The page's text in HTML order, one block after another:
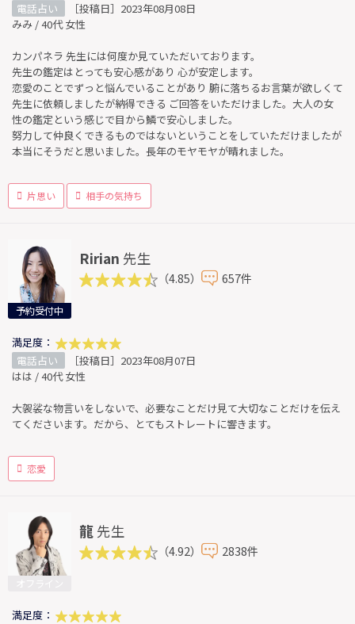
電話占い
［投稿日］2023年08月08日
みみ / 40代 女性
カンパネラ 先生には何度か見ていただいております。
先生の鑑定はとっても安心感があり 心が安定します。
恋愛のことでずっと悩んでいることがあり 腑に落ちるお言葉が欲しくて
先生に依頼しましたが納得できる ご回答をいただけました。大人の女
性の鑑定という感じで目から鱗で安心しました。
努力して仲良くできるものではないということをしていただけましたが
本当にそうだと思いました。長年のモヤモヤが晴れました。
片思い 相手の気持ち
予約受付中
Ririan 先生
（4.85） 657件
満足度：
電話占い
［投稿日］2023年08月07日
はは / 40代 女性
大袈裟な物言いをしないで、必要なことだけ見て大切なことだけを伝え
てくださいます。だから、とてもストレートに響きます。
恋愛
龍 先生
（4.92） 2838件
満足度：